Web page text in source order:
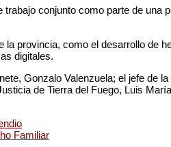
conjunto como parte de una
provincia, como el desarrollo de
digitales.
Gonzalo Valenzuela; el jefe de
de Tierra del Fuego, Luis
Familiar